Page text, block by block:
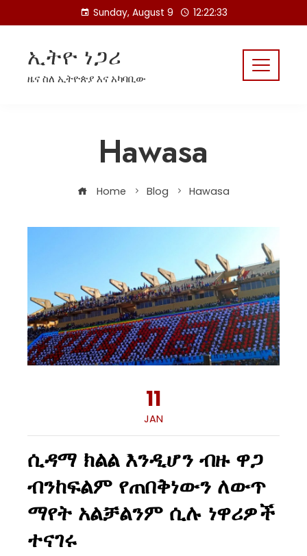
to
Sunday, August 9 12:22:33
ኢትዮ ነጋሪ
ዜና ስለ ኢትዮጵያ እና አካባቢው
Hawasa
Home Blog Hawasa
11
JAN
ሲዳማ ክልል እንዲሆን ብዙ ዋጋ
ብንከፍልም የጠበቅነውን ለውጥ
ማየት አልቻልንም ሲሉ ነዋሪዎች
ተናገሩ